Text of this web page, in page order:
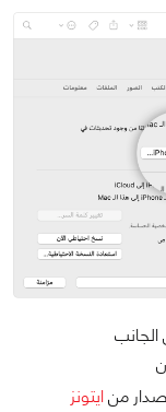
منايتونز